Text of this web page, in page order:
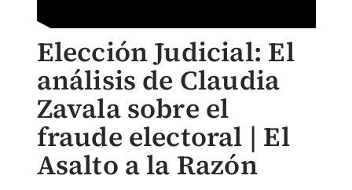
Elección Judicial: El
análisis de Claudia
Zavala sobre el
fraude electoral | El
Asalto a la Razón